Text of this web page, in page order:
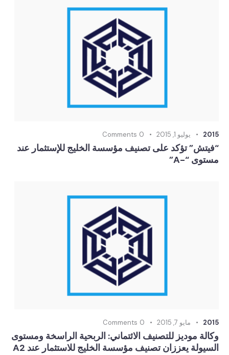
2015 يوليو 1, 2015 0
Comments
“فيتش” تؤكد على تصنيف مؤسسة الخليج للإستثمار عند
مستوى “-A”
2015 مايو 7, 2015 0
Comments
وكالة موديز للتصنيف الائتماني: الربحية الراسخة ومستوى
السيولة يعززان تصنيف مؤسسة الخليج للاستثمار عند A2